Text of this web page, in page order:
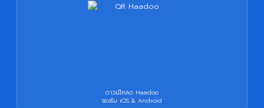
ดาวน์โหลด Haadoo
รองรับ iOS & Android